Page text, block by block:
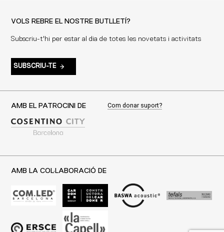
VOLS REBRE EL NOSTRE BUTLLETÍ?
Subscriu-t'hi per estar al dia de totes les novetats i activitats
SUBSCRIU-TE
AMB EL PATROCINI DE Com donar suport?
AMB LA COL·LABORACIÓ DE